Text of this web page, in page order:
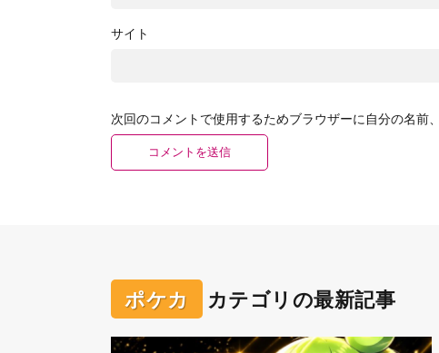
サイト
次回のコメントで使用するためブラウザーに自分の名前
ポケカ カテゴリの最新記事